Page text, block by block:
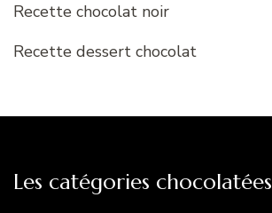
Recette chocolat noir
Recette dessert chocolat
Les catégories chocolatées